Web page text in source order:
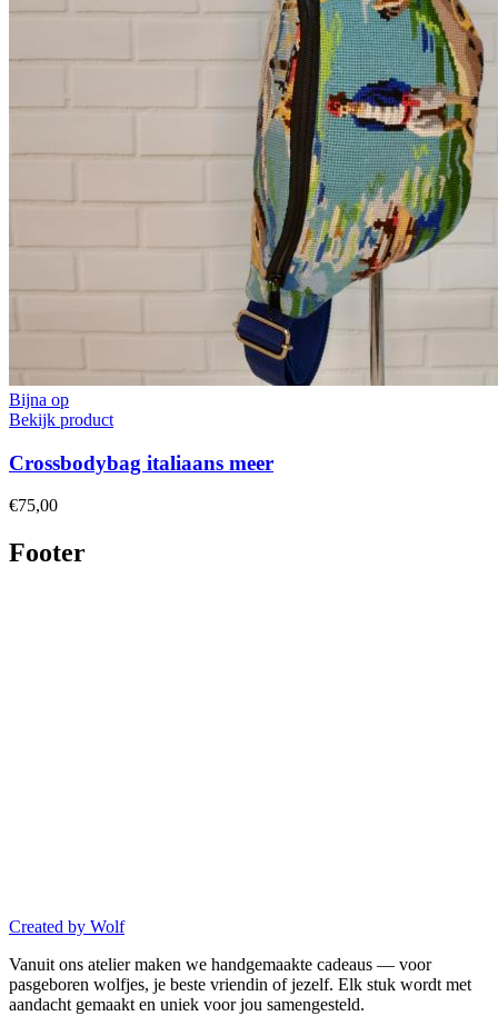
Bijna op
Bekijk product
Crossbodybag italiaans meer
€75,00
Footer
Created by Wolf
Vanuit ons atelier maken we handgemaakte cadeaus — voor
pasgeboren wolfjes, je beste vriendin of jezelf. Elk stuk wordt met
aandacht gemaakt en uniek voor jou samengesteld.